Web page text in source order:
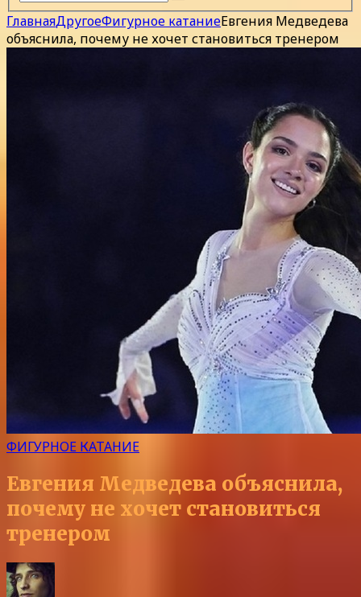
ГлавнаяДругоеФигурное катаниеЕвгения Медведева
объяснила, почему не хочет становиться тренером
ФИГУРНОЕ КАТАНИЕ
Евгения Медведева объяснила,
почему не хочет становиться
тренером